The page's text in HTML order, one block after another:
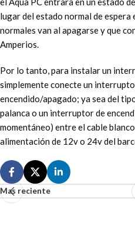
lugar del estado normal de espera
normales van al apagarse y que
Amperios.
Por lo tanto, para instalar un
simplemente conecte un
encendido/apagado; ya sea del
palanca o un interruptor de
momentáneo) entre el cable
alimentación de 12v o 24v del
Mas reciente